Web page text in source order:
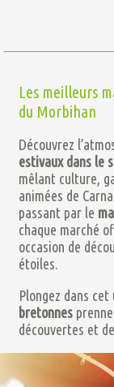
Les meilleurs
du Morbihan
Découvrez
estivaux dans le
mêlant culture,
animées de
passant par le
chaque marché
occasion de
étoiles.
Plongez dans
bretonnes
découvertes et